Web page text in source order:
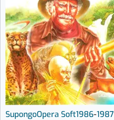
SupongoOpera Soft1986-1987